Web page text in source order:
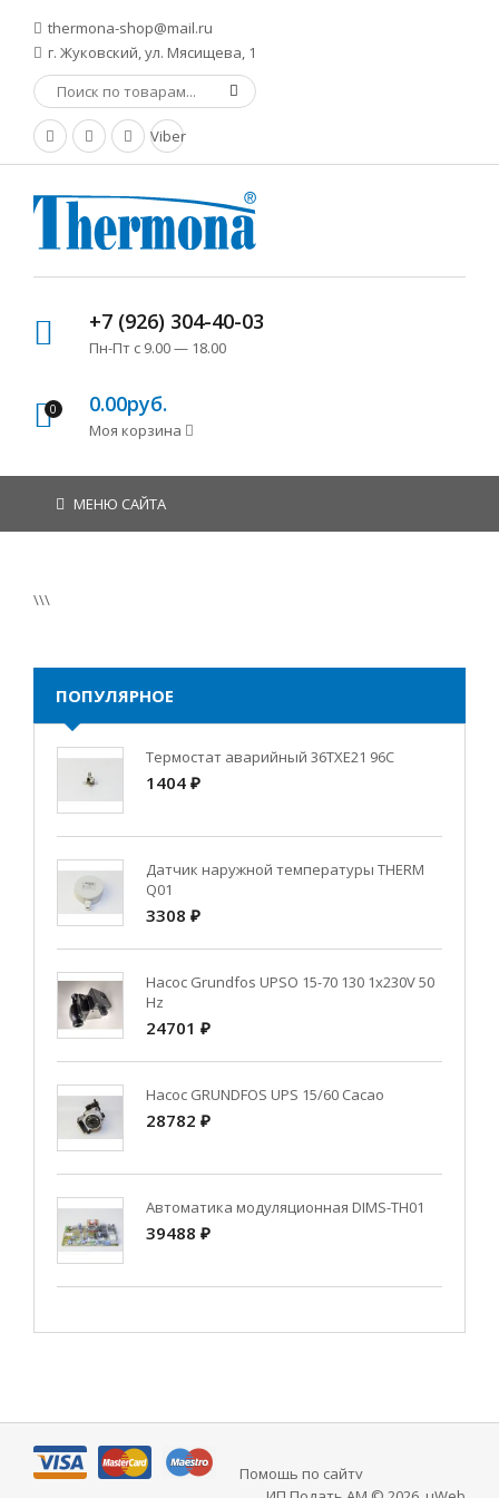
thermona-shop@mail.ru
г. Жуковский, ул. Мясищева, 1
Viber
+7 (926) 304-40-03
Пн-Пт с 9.00 — 18.00
0 0.00руб.
Моя корзина
МЕНЮ САЙТА
\\\
ПОПУЛЯРНОЕ
Термостат аварийный 36TXE21 96C
1404 ₽
Датчик наружной температуры THERM
Q01
3308 ₽
Насос Grundfos UPSO 15-70 130 1x230V 50
Hz
24701 ₽
Насос GRUNDFOS UPS 15/60 Cacao
28782 ₽
Автоматика модуляционная DIMS-TH01
39488 ₽
Помощь по сайту